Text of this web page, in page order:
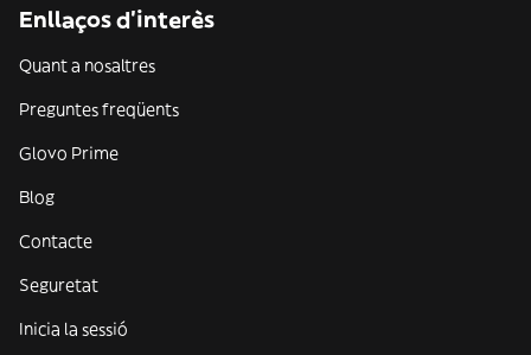
Enllaços d'interès
Quant a nosaltres
Preguntes freqüents
Glovo Prime
Blog
Contacte
Seguretat
Inicia la sessió